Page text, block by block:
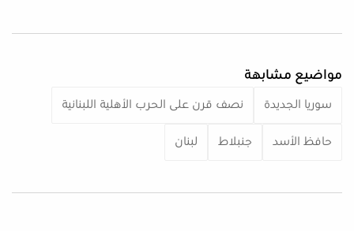
مواضيع مشابهة
سوريا الجديدة نصف قرن على الحرب الأهلية اللبنانية
حافظ الأسد جنبلاط لبنان